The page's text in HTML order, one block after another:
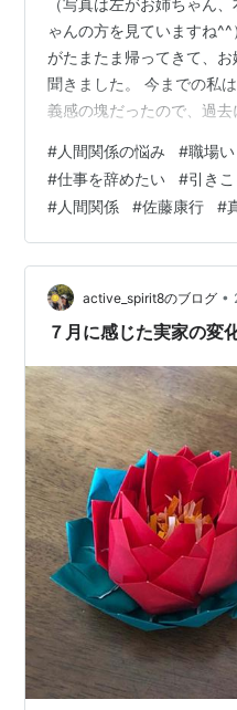
『人に好かれる一番い
から変われる本当に生
2001.9
『あなたの悩みは一瞬
2002.5
『成功遺伝子をonにせ
から歓喜の人生をおく
『たった2日であなた
学博士が語る』ハギジ
のノウハウ 6ヵ月で売
『歓びのモチベーショ
ドが成功に導く』清話
『沈みゆく日本そして
2003.9
『捨てる哲学 おもいっ
える! 人・物・金はあ
2003.9
『無限のセールス あな
すか?』かんき出版
『一瞬で運命を変える
版 2004.10
『図解神のメッセー
無限を引き出す』日新
（写真は左がお姉ちゃん
ゃんの方を見ていますね
がたまたま帰ってきて、
聞きました。 今までの私
義感の塊だったので、過
あ言えばいい」「私だった
し、 ”正しいと思っている
した。 でも真我を始めた
に取り入れては自己否定
ちゃくちゃ辛い経験をし
分」でない自分が、更に他
#人間関係の悩み #職場
#仕事を辞めたい #引きこ
#人間関係 #佐藤康行 #
active_spirit8のブログ •
７月に感じた実家の